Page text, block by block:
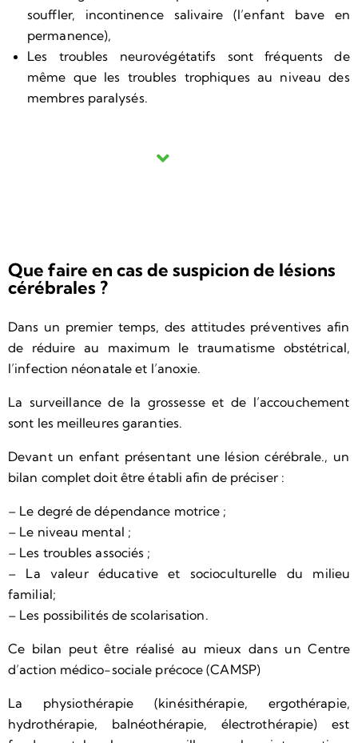
souffler, incontinence salivaire (l’enfant bave en
permanence),
Les troubles neurovégétatifs sont fréquents de
même que les troubles trophiques au niveau des
membres paralysés.
Que faire en cas de suspicion de lésions
cérébrales ?
Dans un premier temps, des attitudes préventives afin
de réduire au maximum le traumatisme obstétrical,
l’infection néonatale et l’anoxie.
La surveillance de la grossesse et de l’accouchement
sont les meilleures garanties.
Devant un enfant présentant une lésion cérébrale., un
bilan complet doit être établi afin de préciser :
– Le degré de dépendance motrice ;
– Le niveau mental ;
– Les troubles associés ;
– La valeur éducative et socioculturelle du milieu
familial;
– Les possibilités de scolarisation.
Ce bilan peut être réalisé au mieux dans un Centre
d’action médico-sociale précoce (CAMSP)
La physiothérapie (kinésithérapie, ergothérapie,
hydrothérapie, balnéothérapie, électrothérapie) est